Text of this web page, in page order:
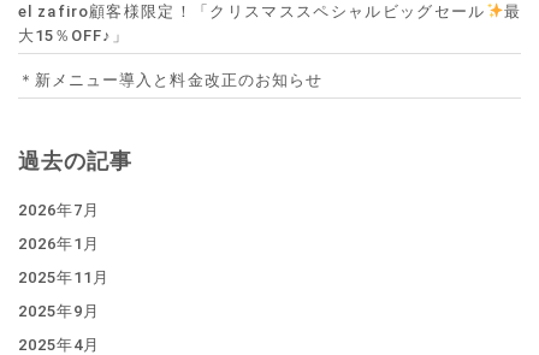
el zafiro顧客様限定！「クリスマススペシャルビッグセール
最
大15％OFF♪」
＊新メニュー導入と料金改正のお知らせ
過去の記事
2026年7月
2026年1月
2025年11月
2025年9月
2025年4月